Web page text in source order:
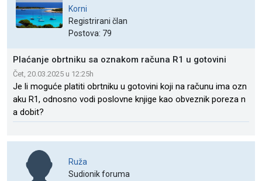
Korni
Registrirani član
Postova: 79
Plaćanje obrtniku sa oznakom računa R1 u gotovini
Čet, 20.03.2025 u 12:25h
Je li moguće platiti obrtniku u gotovini koji na računu ima ozn
aku R1, odnosno vodi poslovne knjige kao obveznik poreza n
a dobit?
Ruža
Sudionik foruma